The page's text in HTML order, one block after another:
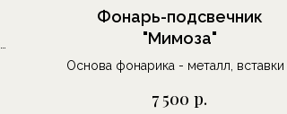
Фонарь-подсвечник
"Мимоза"
Основа фонарика - металл, вставки -
обжиг.
7 500 р.